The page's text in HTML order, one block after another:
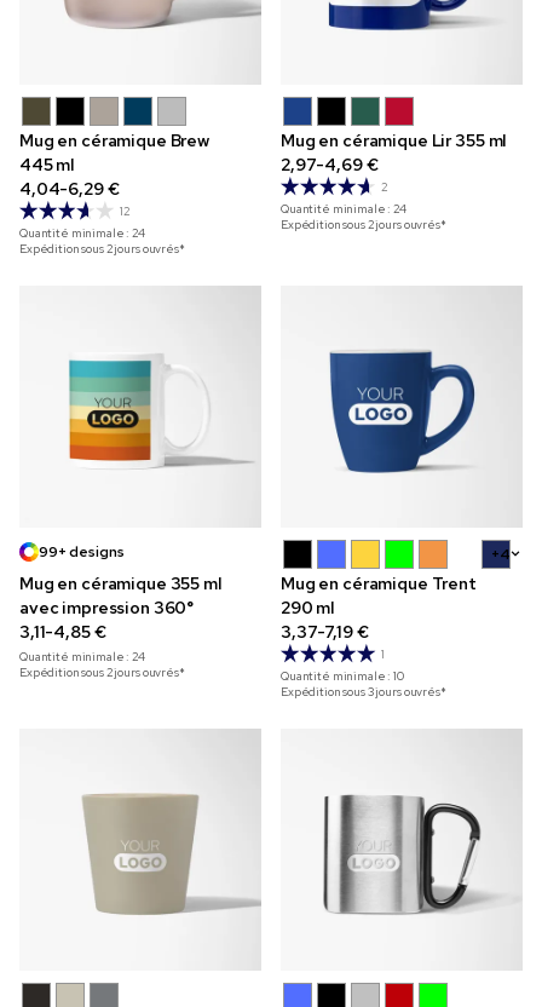
Mug en céramique Brew
445 ml
4,04-6,29 €
12
Quantité minimale :24
Expédition sous 2 jours ouvrés*
Mug en céramique Lir 355 ml
2,97-4,69 €
2
Quantité minimale :24
Expédition sous 2 jours ouvrés*
99+ designs
Mug en céramique 355 ml
avec impression 360°
3,11-4,85 €
Quantité minimale :24
Expédition sous 2 jours ouvrés*
+4
Mug en céramique Trent
290 ml
3,37-7,19 €
1
Quantité minimale :10
Expédition sous 3 jours ouvrés*